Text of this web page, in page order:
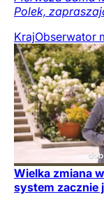
Polek,
KrajObserwator
Wielka zmiana
system zacznie